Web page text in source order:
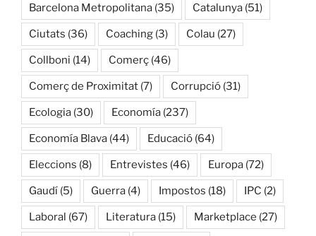
Barcelona Metropolitana (35) Catalunya (51)
Ciutats (36) Coaching (3) Colau (27)
Collboni (14) Comerç (46)
Comerç de Proximitat (7) Corrupció (31)
Ecologia (30) Economía (237)
Economía Blava (44) Educació (64)
Eleccions (8) Entrevistes (46) Europa (72)
Gaudí (5) Guerra (4) Impostos (18) IPC (2)
Laboral (67) Literatura (15) Marketplace (27)